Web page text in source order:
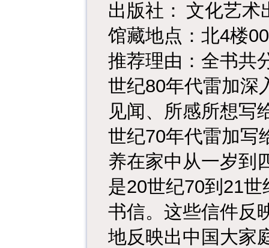
出版社： 文化艺术
馆藏地点：北4楼
推荐理由：全书共
世纪80年代雷加深
见闻、所感所想写
世纪70年代雷加写
养在家中从一岁到
是20世纪70到 21世
书信。这些信件反
地反映出中国大家